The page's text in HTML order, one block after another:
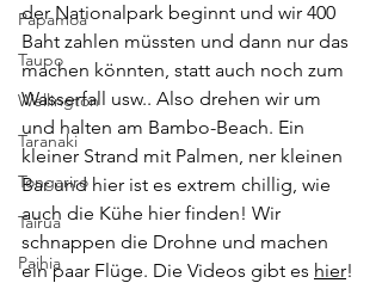
Papamoa
Taupo
Wellington
Taranaki
Tongariro
Tairua
Paihia
der Nationalpark beginnt und wir 400
Baht zahlen müssten und dann nur das
machen könnten, statt auch noch zum
Wasserfall usw.. Also drehen wir um
und halten am Bambo-Beach. Ein
kleiner Strand mit Palmen, ner kleinen
Bar und hier ist es extrem chillig, wie
auch die Kühe hier finden! Wir
schnappen die Drohne und machen
ein paar Flüge. Die Videos gibt es hier!